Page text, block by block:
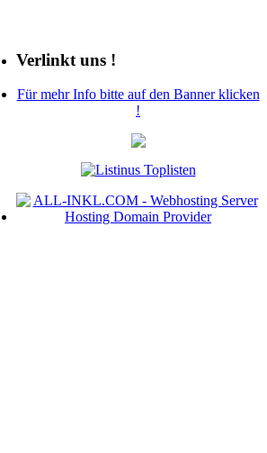
Verlinkt uns !
Für mehr Info bitte auf den Banner klicken
!